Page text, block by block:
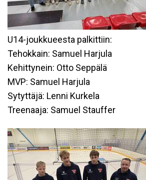
U14-joukkueesta palkittiin:
Tehokkain: Samuel Harjula
Kehittynein: Otto Seppälä
MVP: Samuel Harjula
Sytyttäjä: Lenni Kurkela
Treenaaja: Samuel Stauffer